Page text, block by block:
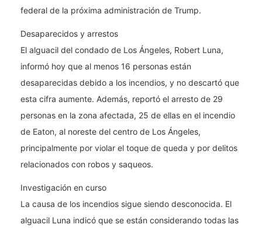
federal de la próxima administración de Trump.
Desaparecidos y arrestos
El alguacil del condado de Los Ángeles, Robert Luna,
informó hoy que al menos 16 personas están
desaparecidas debido a los incendios, y no descartó que
esta cifra aumente. Además, reportó el arresto de 29
personas en la zona afectada, 25 de ellas en el incendio
de Eaton, al noreste del centro de Los Ángeles,
principalmente por violar el toque de queda y por delitos
relacionados con robos y saqueos.
Investigación en curso
La causa de los incendios sigue siendo desconocida. El
alguacil Luna indicó que se están considerando todas las